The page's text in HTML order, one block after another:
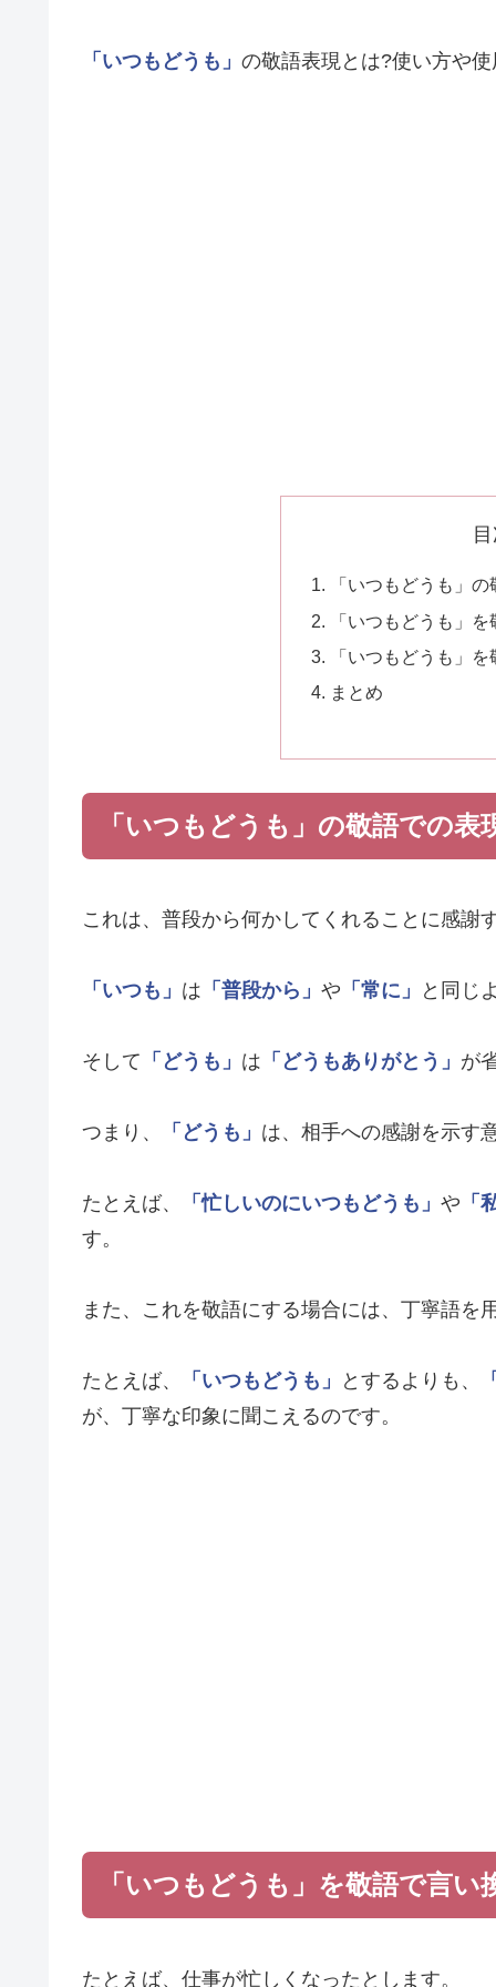
「いつもどうも」 の敬語表現とは?使い方や
「いつもどうも」
「いつもどうも」
「いつもどうも」
まとめ
「いつもどうも」の敬語での表
これは、普段から何かしてくれることに感謝
「いつも」 は 「普段から」 や 「常に」 と同じ
そして 「どうも」 は 「どうもありがとう」 が
つまり、 「どうも」 は、相手への感謝を示す
たとえば、 「忙しいのにいつもどうも」 や 「
す。
また、これを敬語にする場合には、丁寧語を
たとえば、 「いつもどうも」 とするよりも、
が、丁寧な印象に聞こえるのです。
「いつもどうも」を敬語で言い
たとえば、仕事が忙しくなったとします。